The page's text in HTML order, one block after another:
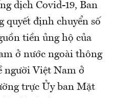
dịch Covid-19, Ban
quyết định chuyển số
tiền ủng hộ của
ở nước ngoài thông
người Việt Nam ở
trực Ủy ban Mặt